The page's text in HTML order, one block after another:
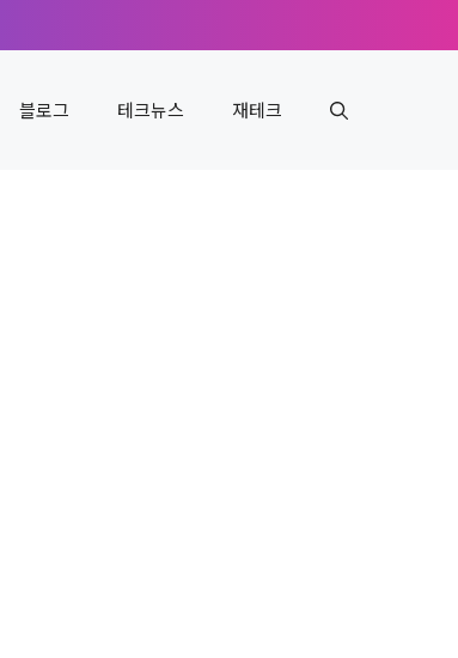
블로그 테크뉴스 재테크